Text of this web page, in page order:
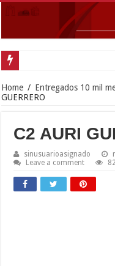
Home / Entregados 10 mil
GUERRERO
C2 AURI
sinusuarioasignado
Leave a comment